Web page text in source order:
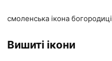
смоленська ікона богородиці
Вишиті ікони